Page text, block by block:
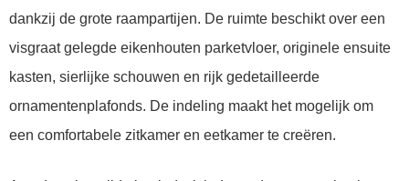
dankzij de grote raampartijen. De ruimte beschikt over een
visgraat gelegde eikenhouten parketvloer, originele ensuite
kasten, sierlijke schouwen en rijk gedetailleerde
ornamentenplafonds. De indeling maakt het mogelijk om
een comfortabele zitkamer en eetkamer te creëren.